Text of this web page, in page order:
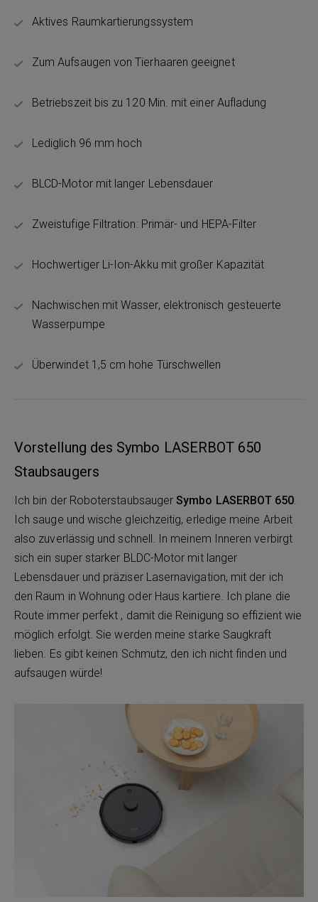
Aktives Raumkartierungssystem
Zum Aufsaugen von Tierhaaren geeignet
Betriebszeit bis zu 120 Min. mit einer Aufladung
Lediglich 96 mm hoch
BLCD-Motor mit langer Lebensdauer
Zweistufige Filtration: Primär- und HEPA-Filter
Hochwertiger Li-Ion-Akku mit großer Kapazität
Nachwischen mit Wasser, elektronisch gesteuerte
Wasserpumpe
Überwindet 1,5 cm hohe Türschwellen
Vorstellung des Symbo LASERBOT 650
Staubsaugers
Ich bin der RoboterstaubsaugerSymbo LASERBOT 650.
Ich sauge und wische gleichzeitig, erledige meine Arbeit
also zuverlässig und schnell. In meinem Inneren verbirgt
sich ein super starker BLDC-Motor mit langer
Lebensdauer und präziser Lasernavigation, mit der ich
den Raum in Wohnung oder Haus kartiere. Ich plane die
Route immer perfekt , damit die Reinigung so effizient wie
möglich erfolgt. Sie werden meine starke Saugkraft
lieben. Es gibt keinen Schmutz, den ich nicht finden und
aufsaugen würde!